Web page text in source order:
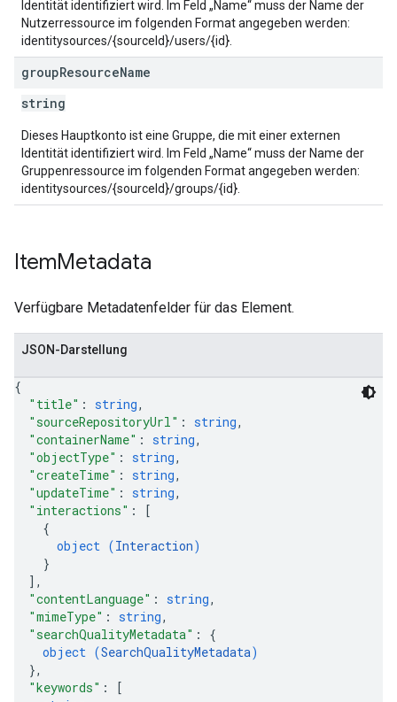
Identität identifiziert wird. Im Feld „Name“ muss der Name der
Nutzerressource im folgenden Format angegeben werden:
identitysources/{sourceId}/users/{id}.
groupResourceName
string
Dieses Hauptkonto ist eine Gruppe, die mit einer externen
Identität identifiziert wird. Im Feld „Name“ muss der Name der
Gruppenressource im folgenden Format angegeben werden:
identitysources/{sourceId}/groups/{id}.
ItemMetadata
Verfügbare Metadatenfelder für das Element.
JSON-Darstellung
{
"title" : string,
"sourceRepositoryUrl" : string,
"containerName" : string,
"objectType" : string,
"createTime" : string,
"updateTime" : string,
"interactions" :
[
{
object (Interaction)
}
] ,
"contentLanguage" : string,
"mimeType" : string,
"searchQualityMetadata" : {
object (SearchQualityMetadata)
},
"keywords" :
[